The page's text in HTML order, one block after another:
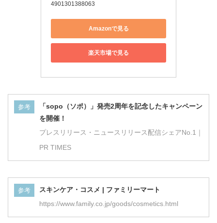
4901301388063
Amazonで見る
楽天市場で見る
参考
「sopo（ソポ）」発売2周年を記念したキャンペーン
を開催！
プレスリリース・ニュースリリース配信シェアNo.1｜
PR TIMES
参考 スキンケア・コスメ | ファミリーマート
https://www.family.co.jp/goods/cosmetics.html